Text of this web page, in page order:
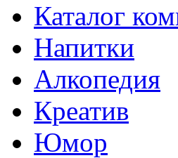
Каталог
Напитки
Алкопедия
Креатив
Юмор